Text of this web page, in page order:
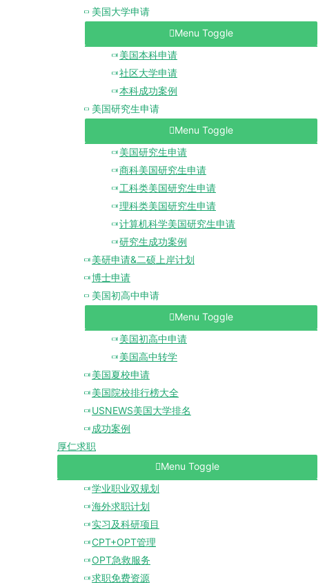
美国大学申请
Menu Toggle
美国本科申请
社区大学申请
本科成功案例
美国研究生申请
Menu Toggle
美国研究生申请
商科美国研究生申请
工科类美国研究生申请
理科类美国研究生申请
计算机科学美国研究生申请
研究生成功案例
美研申请&二硕上岸计划
博士申请
美国初高中申请
Menu Toggle
美国初高中申请
美国高中转学
美国夏校申请
美国院校排行榜大全
USNEWS美国大学排名
成功案例
厚仁求职
Menu Toggle
学业职业双规划
海外求职计划
实习及科研项目
CPT+OPT管理
OPT急救服务
求职免费资源